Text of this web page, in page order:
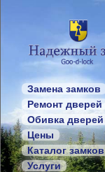
Замена замков
Ремонт дверей
Обивка дверей
Цены
Каталог замков
Услуги